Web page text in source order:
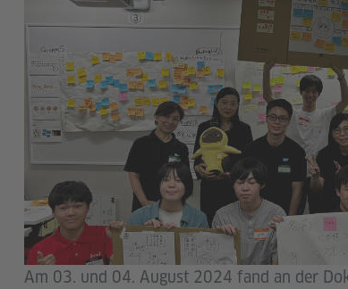
Am 03. und 04. August 2024 fand an der